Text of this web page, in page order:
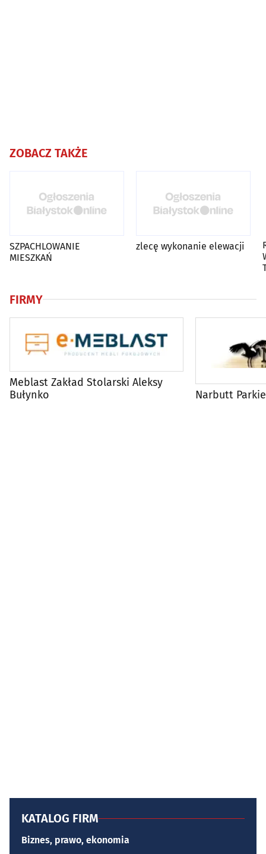
ZOBACZ TAKŻE
SZPACHLOWANIE
MIESZKAŃ
zlecę wykonanie elewacji
FIRMY
Meblast Zakład Stolarski Aleksy
Bułynko
Narbutt
KATALOG FIRM
Biznes, prawo, ekonomia